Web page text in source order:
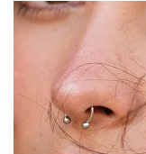
passando per i
raffinati con agrumi,